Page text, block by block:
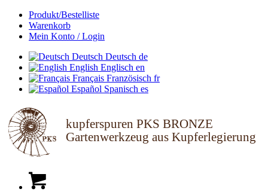
Produkt/Bestelliste
Warenkorb
Mein Konto / Login
Deutsch Deutsch de
English Englisch en
Français Französisch fr
Español Spanisch es
kupferspuren PKS BRONZE
Gartenwerkzeug aus Kupferlegierung